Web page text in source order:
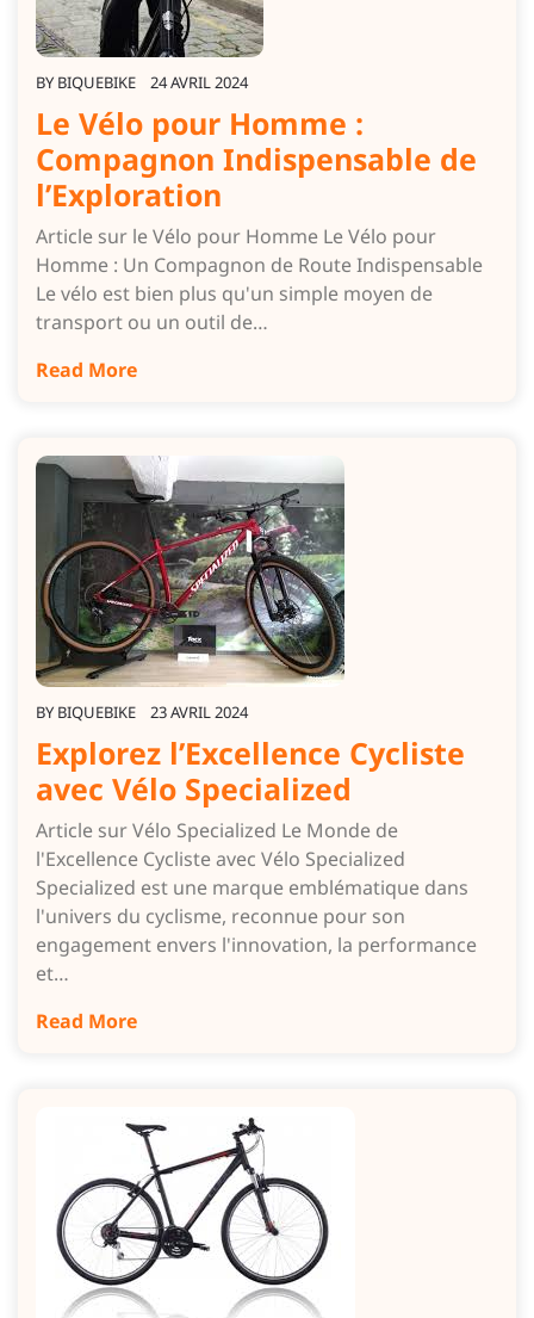
BY BIQUEBIKE 24 AVRIL 2024
Le Vélo pour Homme :
Compagnon Indispensable de
l’Exploration
Article sur le Vélo pour Homme Le Vélo pour
Homme : Un Compagnon de Route Indispensable
Le vélo est bien plus qu'un simple moyen de
transport ou un outil de…
Read More
BY BIQUEBIKE 23 AVRIL 2024
Explorez l’Excellence Cycliste
avec Vélo Specialized
Article sur Vélo Specialized Le Monde de
l'Excellence Cycliste avec Vélo Specialized
Specialized est une marque emblématique dans
l'univers du cyclisme, reconnue pour son
engagement envers l'innovation, la performance
et…
Read More